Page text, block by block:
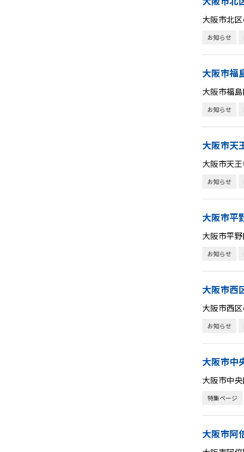
大阪市北
お知らせ
大阪市福
大阪市福
お知らせ
大阪市天
大阪市天
お知らせ
大阪市平
大阪市平
お知らせ
大阪市西
大阪市西
お知らせ
大阪市中
大阪市中
特集ページ
大阪市阿